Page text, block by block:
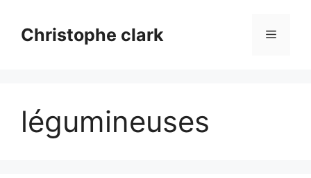
contenuChristophe clark Menu
légumineuses